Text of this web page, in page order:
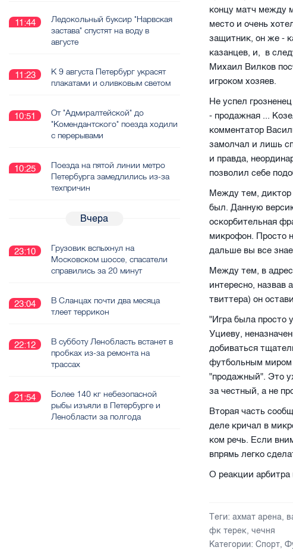
концу матч между
место и очень
защитник, он же -
казанцев, и, в
Михаил Вилков
игроком хозяев.
Не успел
- продажная ...
комментатор
замолчал и лишь
и правда,
позволил себе
Между тем, диктор
был. Данную
оскорбительная
микрофон. Просто
дальше вы все
Между тем, в
интересно, назвав
твиттера) он
"Игра была просто
Уциеву,
добиваться
футбольным миром
"продажный". Это
за честный, а не
Вторая часть
деле кричал в
ком речь. Если
впрямь легко
О реакции арбитра
Теги: ахмат арена,
фк терек,чечня
Категории: Спорт,
11:44
Ледокольный буксир "Нарвская
застава" спустят на воду в
августе
11:23
К 9 августа Петербург украсят
плакатами и оливковым светом
10:51
От "Адмиралтейской" до
"Комендантского" поезда ходили
с перерывами
10:25
Поезда на пятой линии метро
Петербурга замедлились из-за
техпричин
Вчера
23:10
Грузовик вспыхнул на
Московском шоссе, спасатели
справились за 20 минут
23:04
В Сланцах почти два месяца
тлеет террикон
22:12
В субботу Ленобласть встанет в
пробках из-за ремонта на
трассах
21:54
Более 140 кг небезопасной
рыбы изъяли в Петербурге и
Ленобласти за полгода